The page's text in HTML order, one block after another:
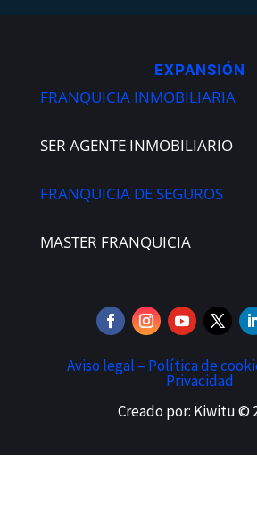
EXPANSIÓN
FRANQUICIA INMOBILIARIA
SER AGENTE INMOBILIARIO
FRANQUICIA DE SEGUROS
MASTER FRANQUICIA
Aviso legal – Política de
Privacidad
Creado por: Kiwitu ©